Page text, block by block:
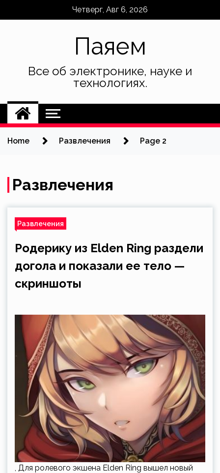
Четверг, Авг 6, 2026
Паяем
Все об электронике, науке и
технологиях.
Home Развлечения Page 2
Развлечения
Развлечения
Родерику из Elden Ring раздели
догола и показали ее тело —
скриншоты
, Для ролевого экшена Elden Ring вышел новый